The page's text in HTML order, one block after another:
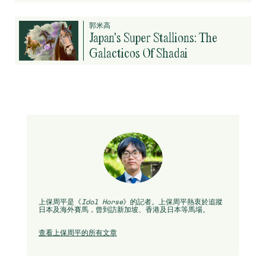
郭米高
Japan's Super Stallions: The
Galacticos Of Shadai
上保周平是《Idol Horse》的記者。上保周平熱衷於追蹤
日本及海外賽馬，曾到訪新加坡、香港及日本等馬場。
查看上保周平的所有文章